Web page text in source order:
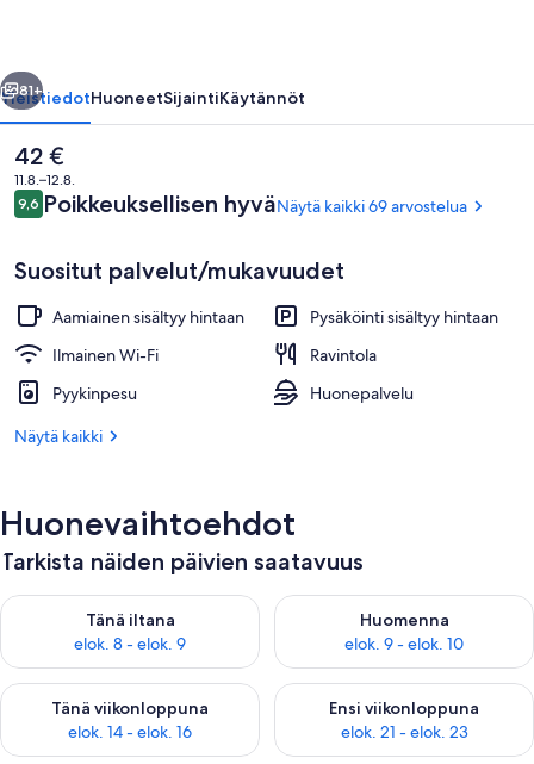
Ulkoalueet
Seuraava
81+
YleistiedotHuoneetSijaintiKäytännöt
Nykyinen
hinta
on
42 €
42 €
11.8.–12.8.
Arvostelut
9,69,6 kautta 10.
Poikkeuksellisen hyväNäytä kaikki 69 arvostelua
Suositut palvelut/mukavuudet
Aamiainen sisältyy hintaan
Pysäköinti sisältyy hintaan
Ilmainen Wi-Fi
Ravintola
Pyykinpesu
Huonepalvelu
Näytä kaikki
Huonevaihtoehdot
Tarkista näiden päivien saatavuus
Tänä iltana
elok. 8 - elok. 9
Tarkista tämän illan saatavuus elok. 8 - elok. 9
Huomenna
elok. 9 - elok. 10
Tarkista huomisen saatavuus
Tänä viikonloppuna
elok. 14 - elok. 16
Tarkista tämän viikonlopun saatavuus elok. 14 - elok. 16
Ensi viikonloppuna
elok. 21 - elok. 23
Tarkista ensi viikonlopun